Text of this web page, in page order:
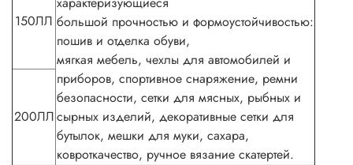
150ЛЛ большой прочностью и формоустойчивостью:
пошив и отделка обуви,
мягкая мебель, чехлы для автомобилей и
приборов, спортивное снаряжение, ремни
безопасности, сетки для мясных, рыбных и
сырных изделий, декоративные сетки для
бутылок, мешки для муки, сахара,
ковроткачество, ручное вязание скатертей.
200ЛЛ